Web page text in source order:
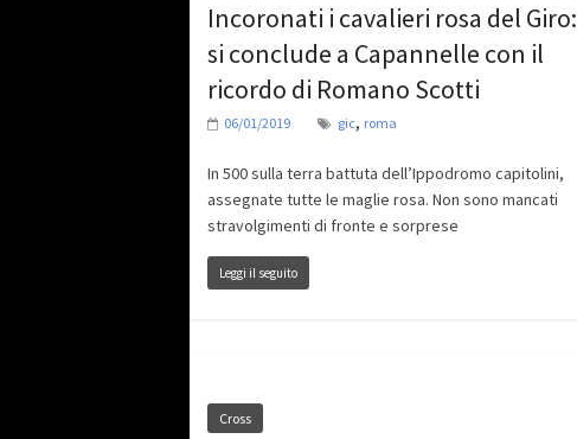
Incoronati i cavalieri rosa del Giro:
si conclude a Capannelle con il
ricordo di Romano Scotti
06/01/2019 gic, roma
In 500 sulla terra battuta dell’Ippodromo capitolini,
assegnate tutte le maglie rosa. Non sono mancati
stravolgimenti di fronte e sorprese
Leggi il seguito
Cross